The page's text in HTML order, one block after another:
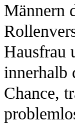
Männern
Hausfrau
innerhalb
Chance,